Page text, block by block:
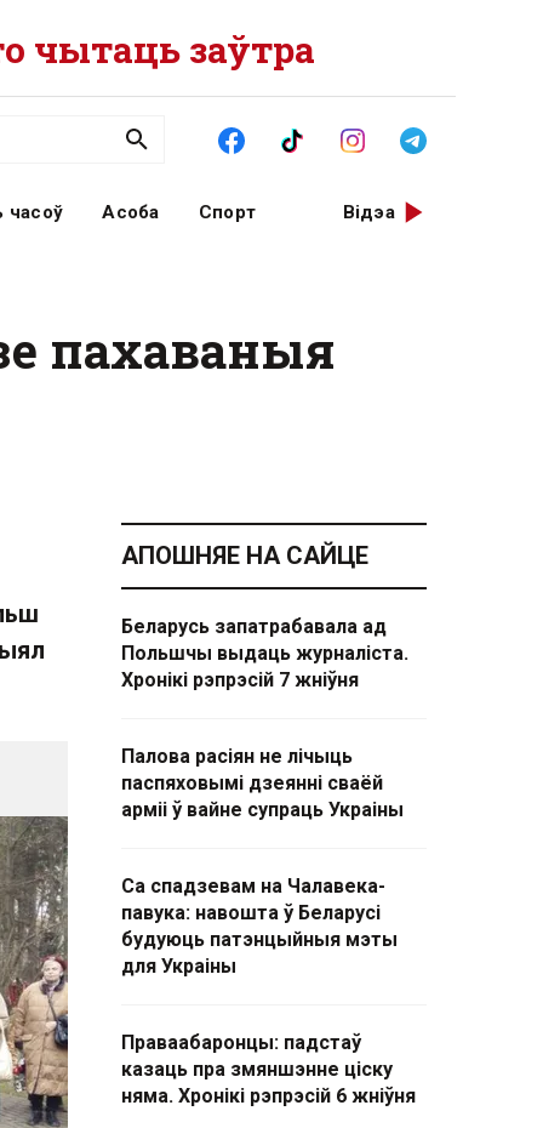
чытаць заўтра
часоў Асоба Спорт Відэа
пахаваныя
АПОШНЯЕ НА САЙЦЕ
Беларусь запатрабавала ад
Польшчы выдаць журналіста.
Хронікі рэпрэсій 7 жніўня
Палова расіян не лічыць
паспяховымі дзеянні сваёй
арміі ў вайне супраць Украіны
Са спадзевам на Чалавека-
павука: навошта ў Беларусі
будуюць патэнцыйныя мэты
для Украіны
Праваабаронцы: падстаў
казаць пра змяншэнне ціску
няма. Хронікі рэпрэсій 6 жніўня